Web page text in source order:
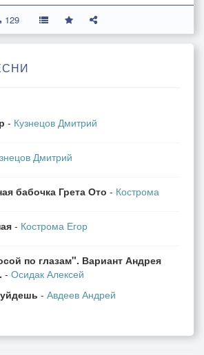
129
- Кузнецов Дмитрий
Дмитрий
бабочка Грета Ото - Кострома
- Кострома Егор
по глазам". Вариант Андрея
- Осидак Алексей
- Авдеев Андрей